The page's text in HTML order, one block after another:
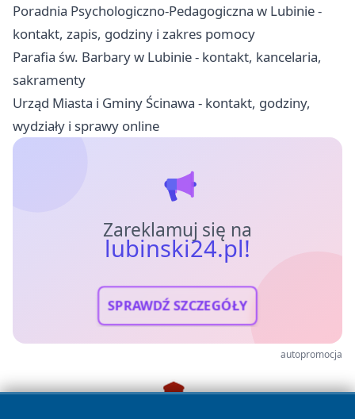
Poradnia Psychologiczno-Pedagogiczna w Lubinie -
kontakt, zapis, godziny i zakres pomocy
Parafia św. Barbary w Lubinie - kontakt, kancelaria,
sakramenty
Urząd Miasta i Gminy Ścinawa - kontakt, godziny,
wydziały i sprawy online
Zareklamuj się na
lubinski24.pl!
SPRAWDŹ SZCZEGÓŁY
autopromocja